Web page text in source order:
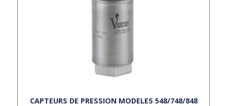
CAPTEURS DE PRESSION MODELES 548/748/848